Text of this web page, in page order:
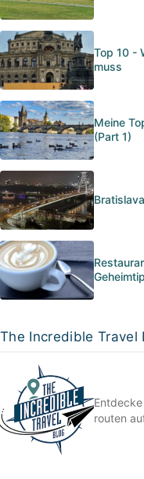
Top 10 -
muss
Meine
(Part 1)
The Incredible Travel
routen